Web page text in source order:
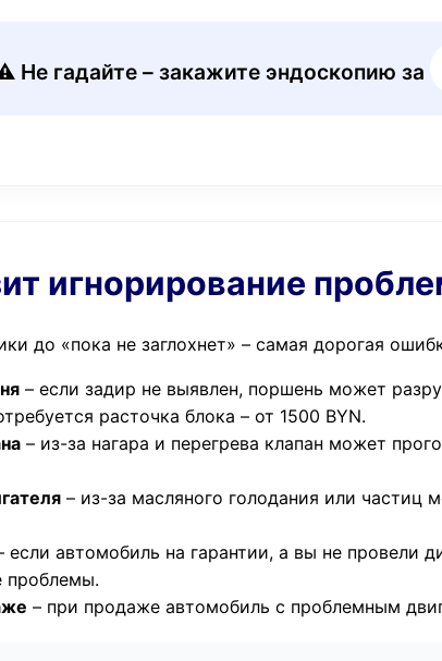
Не гадайте – закажите эндоскопию за
игнорирование
до «пока не заглохнет» – самая дорогая
– если задир не выявлен, поршень может
расточка блока – от 1500 BYN.
– из-за нагара и перегрева клапан может
– из-за масляного голодания или частиц
если автомобиль на гарантии, а вы не провели
проблемы.
– при продаже автомобиль с проблемным